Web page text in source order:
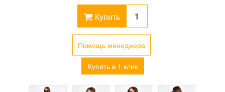
Купить
Помощь менеджера
Купить в 1 клик